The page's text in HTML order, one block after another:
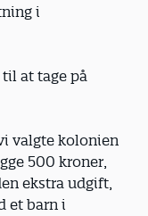
i
at tage på
valgte kolonien
500 kroner,
ekstra udgift,
et barn i